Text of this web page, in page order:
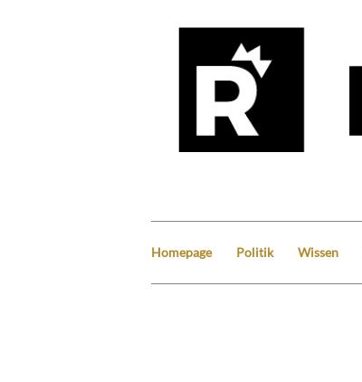
Homepage Politik Wissen